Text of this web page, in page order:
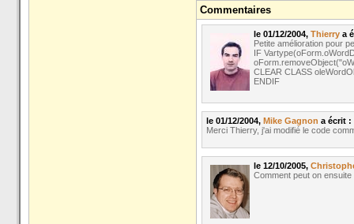
Commentaires
le 01/12/2004, Thierrya
Petite amélioration pour
IF
CLEAR CLASS
ENDIF
le 01/12/2004, Mike Gagnon a écrit :
Merci Thierry, j'ai modifié le code
le 12/10/2005,
Comment peut on